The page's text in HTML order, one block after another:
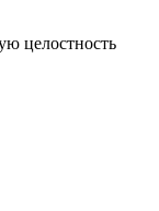
целостность